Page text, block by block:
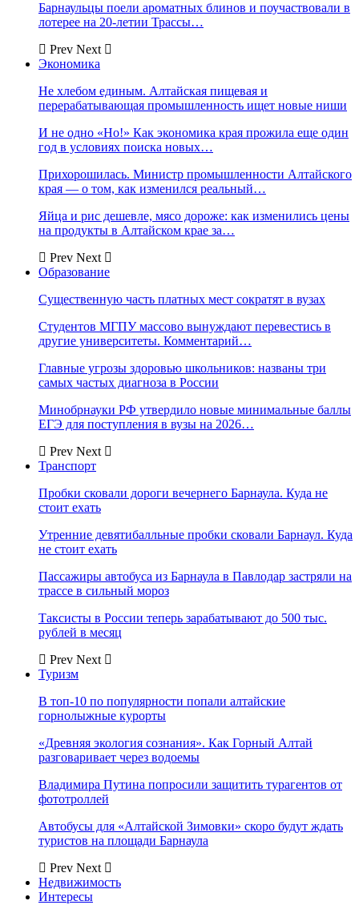
Барнаульцы поели ароматных блинов и поучаствовали в
лотерее на 20-летии Трассы…
Prev Next
Экономика
Не хлебом единым. Алтайская пищевая и
перерабатывающая промышленность ищет новые ниши
И не одно «Но!» Как экономика края прожила еще один
год в условиях поиска новых…
Прихорошилась. Министр промышленности Алтайского
края — о том, как изменился реальный…
Яйца и рис дешевле, мясо дороже: как изменились цены
на продукты в Алтайском крае за…
Prev Next
Образование
Существенную часть платных мест сократят в вузах
Студентов МГПУ массово вынуждают перевестись в
другие университеты. Комментарий…
Главные угрозы здоровью школьников: названы три
самых частых диагноза в России
Минобрнауки РФ утвердило новые минимальные баллы
ЕГЭ для поступления в вузы на 2026…
Prev Next
Транспорт
Пробки сковали дороги вечернего Барнаула. Куда не
стоит ехать
Утренние девятибалльные пробки сковали Барнаул. Куда
не стоит ехать
Пассажиры автобуса из Барнаула в Павлодар застряли на
трассе в сильный мороз
Таксисты в России теперь зарабатывают до 500 тыс.
рублей в месяц
Prev Next
Туризм
В топ-10 по популярности попали алтайские
горнолыжные курорты
«Древняя экология сознания». Как Горный Алтай
разговаривает через водоемы
Владимира Путина попросили защитить турагентов от
фототроллей
Автобусы для «Алтайской Зимовки» скоро будут ждать
туристов на площади Барнаула
Prev Next
Недвижимость
Интересы